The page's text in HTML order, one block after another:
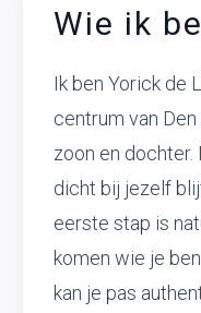
Wie ik
Ik ben Yorick de
centrum van
zoon en dochter.
dicht bij jezelf
eerste stap is
komen wie je
kan je pas